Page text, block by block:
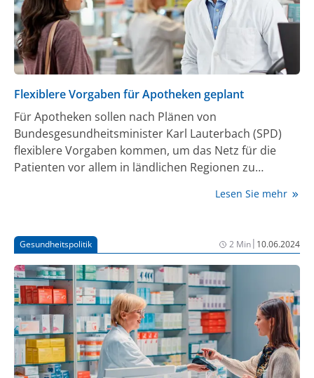
verantworten.“
Flexiblere Vorgaben für Apotheken geplant
Für Apotheken sollen nach Plänen von
Bundesgesundheitsminister Karl Lauterbach (SPD)
flexiblere Vorgaben kommen, um das Netz für die
Patienten vor allem in ländlichen Regionen zu
flächendeckende Versorgung mit Arzneimitteln
in einem Referentenentwurf des Ministeriums für ein
Gesetz. Es soll Anforderungen etwa an Zweigstellen,
Öffnungszeiten und die Anwesenheit von
Apothekerinnen und Apothekern lockern und neue
digitale Lösungen ermöglichen.
Lesen Sie mehr
Gesundheitspolitik 2 Min| 10.06.2024